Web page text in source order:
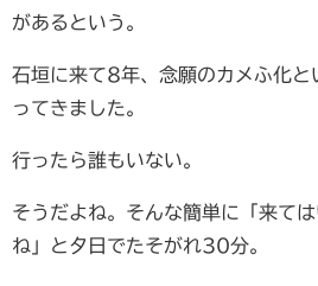
があるという。
石垣に来て8年、念願のカメふ化と
ってきました。
行ったら誰もいない。
そうだよね。そんな簡単に「来て
ね」と夕日でたそがれ30分。